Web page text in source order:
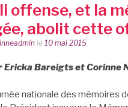
offense, et la
abolit cette
le 10 mai 2015
Ericka Bareigts et Corinne
nationale des mémoires